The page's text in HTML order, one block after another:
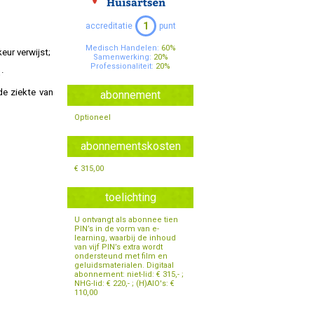
Specialisten Ouderengeneeskunde
accreditatie 1 punt
Medisch Handelen: 60%
Samenwerking: 20%
Professionaliteit: 20%
abonnement
Optioneel
abonnementskosten
€ 315,00
toelichting
U ontvangt als abonnee tien
PIN’s in de vorm van e-
learning, waarbij de inhoud
van vijf PIN’s extra wordt
ondersteund met film en
geluidsmaterialen. Digitaal
abonnement: niet-lid: € 315,- ;
NHG-lid: € 220,- ; (H)AIO's: €
110,00
verwijst;
ziekte van